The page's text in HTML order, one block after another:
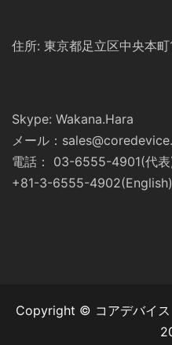
住所: 東京都足立区中央本
Skype: Wakana.Hara
メール：
電話： 03-6555-4901(代表
+81-3-6555-4902(English)
Copyright © コアデバイス